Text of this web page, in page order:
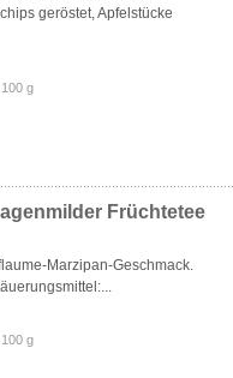
geröstet, Apfelstücke
g
Früchtetee
Marzipan-Geschmack.
g